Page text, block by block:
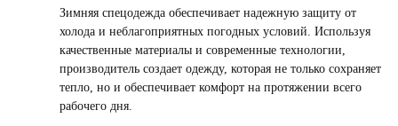
Зимняя спецодежда обеспечивает надежную защиту от
холода и неблагоприятных погодных условий. Используя
качественные материалы и современные технологии,
производитель создает одежду, которая не только сохраняет
тепло, но и обеспечивает комфорт на протяжении всего
рабочего дня.